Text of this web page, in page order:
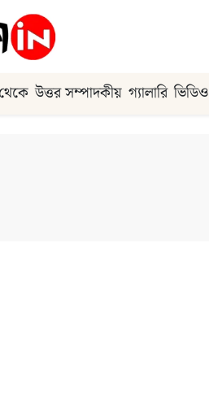
উত্তর সম্পাদকীয় গ্যালারি ভিডিও